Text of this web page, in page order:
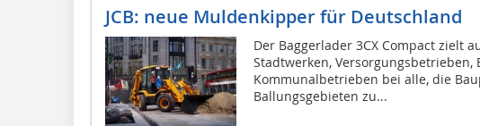
JCB: neue Muldenkipper für Deutschland
Der Baggerlader 3CX Compact zielt
Stadtwerken,
Kommunalbetrieben bei alle, die
Ballungsgebieten zu...